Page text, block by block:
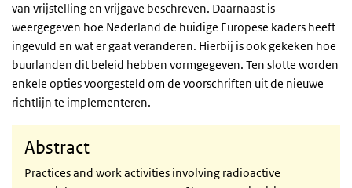
van vrijstelling en vrijgave beschreven. Daarnaast is
weergegeven hoe Nederland de huidige Europese kaders heeft
ingevuld en wat er gaat veranderen. Hierbij is ook gekeken hoe
buurlanden dit beleid hebben vormgegeven. Ten slotte worden
enkele opties voorgesteld om de voorschriften uit de nieuwe
richtlijn te implementeren.
Abstract
Practices and work activities involving radioactive